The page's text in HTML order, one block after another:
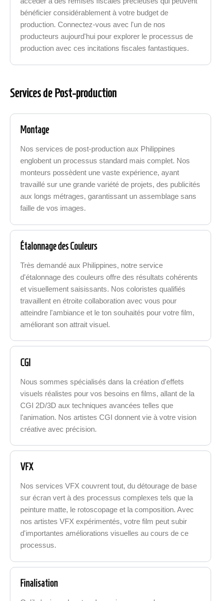
bénéficier considérablement à votre budget de
production. Connectez-vous avec l'un de nos
producteurs aujourd'hui pour explorer le processus de
production avec ces incitations fiscales fantastiques.
Services de Post-production
Montage
Nos services de post-production aux Philippines
englobent un processus standard mais complet. Nos
monteurs possèdent une vaste expérience, ayant
travaillé sur une grande variété de projets, des publicités
aux longs métrages, garantissant un assemblage sans
faille de vos images.
Étalonnage des Couleurs
Très demandé aux Philippines, notre service
d'étalonnage des couleurs offre des résultats cohérents
et visuellement saisissants. Nos coloristes qualifiés
travaillent en étroite collaboration avec vous pour
atteindre l'ambiance et le ton souhaités pour votre film,
améliorant son attrait visuel.
CGI
Nous sommes spécialisés dans la création d'effets
visuels réalistes pour vos besoins en films, allant de la
CGI 2D/3D aux techniques avancées telles que
l'animation. Nos artistes CGI donnent vie à votre vision
créative avec précision.
VFX
Nos services VFX couvrent tout, du détourage de base
sur écran vert à des processus complexes tels que la
peinture matte, le rotoscopage et la composition. Avec
nos artistes VFX expérimentés, votre film peut subir
d'importantes améliorations visuelles au cours de ce
processus.
Finalisation